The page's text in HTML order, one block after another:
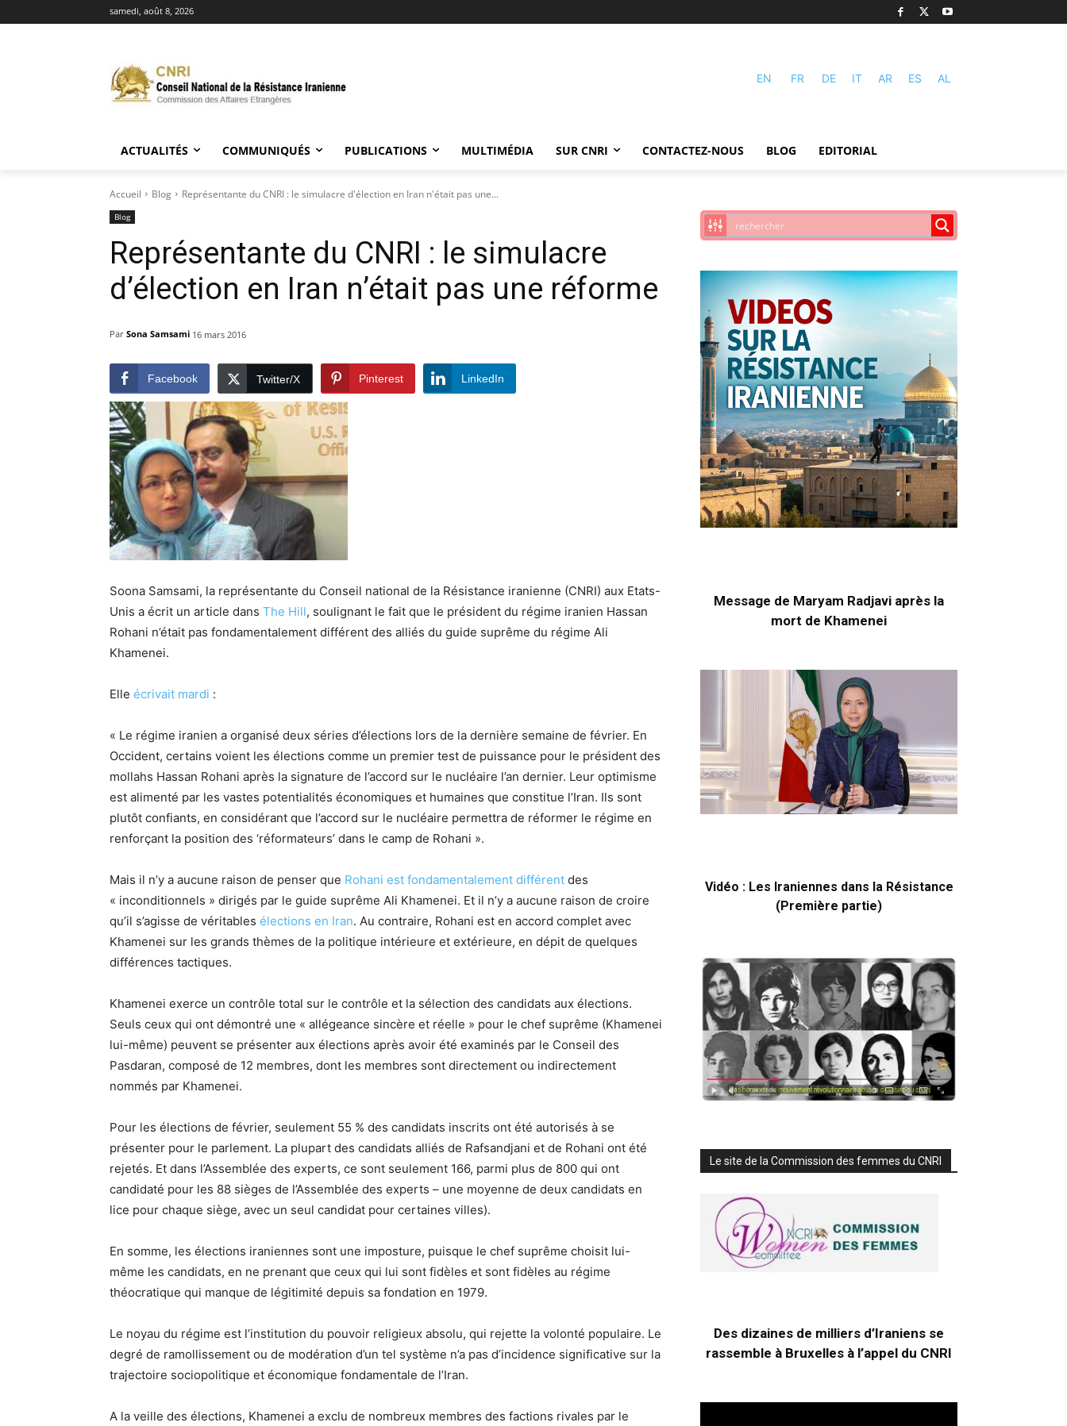
samedi, août 8, 2026
EN FR DE IT AR ES AL
ACTUALITÉS COMMUNIQUÉS PUBLICATIONS MULTIMÉDIA SUR CNRI CONTACTEZ-NOUS BLOG EDITORIAL
Accueil Blog Représentante du CNRI : le simulacre d'élection en Iran n'était pas une...
Blog
Représentante du CNRI : le simulacre
d’élection en Iran n’était pas une réforme
Par Sona Samsami 16 mars 2016
Facebook Twitter/X Pinterest LinkedIn
Soona Samsami, la représentante du Conseil national de la Résistance iranienne (CNRI) aux Etats-
Unis a écrit un article dans The Hill, soulignant le fait que le président du régime iranien Hassan
Rohani n’était pas fondamentalement différent des alliés du guide suprême du régime Ali
Khamenei.
Elle écrivait mardi :
« Le régime iranien a organisé deux séries d’élections lors de la dernière semaine de février. En
Occident, certains voient les élections comme un premier test de puissance pour le président des
mollahs Hassan Rohani après la signature de l’accord sur le nucléaire l’an dernier. Leur optimisme
est alimenté par les vastes potentialités économiques et humaines que constitue l’Iran. Ils sont
plutôt confiants, en considérant que l’accord sur le nucléaire permettra de réformer le régime en
renforçant la position des ‘réformateurs’ dans le camp de Rohani ».
Mais il n’y a aucune raison de penser que Rohani est fondamentalement différent des
« inconditionnels » dirigés par le guide suprême Ali Khamenei. Et il n’y a aucune raison de croire
qu’il s’agisse de véritables élections en Iran. Au contraire, Rohani est en accord complet avec
Khamenei sur les grands thèmes de la politique intérieure et extérieure, en dépit de quelques
différences tactiques.
Khamenei exerce un contrôle total sur le contrôle et la sélection des candidats aux élections.
Seuls ceux qui ont démontré une « allégeance sincère et réelle » pour le chef suprême (Khamenei
lui-même) peuvent se présenter aux élections après avoir été examinés par le Conseil des
Pasdaran, composé de 12 membres, dont les membres sont directement ou indirectement
nommés par Khamenei.
Pour les élections de février, seulement 55 % des candidats inscrits ont été autorisés à se
présenter pour le parlement. La plupart des candidats alliés de Rafsandjani et de Rohani ont été
rejetés. Et dans l’Assemblée des experts, ce sont seulement 166, parmi plus de 800 qui ont
candidaté pour les 88 sièges de l’Assemblée des experts – une moyenne de deux candidats en
lice pour chaque siège, avec un seul candidat pour certaines villes).
En somme, les élections iraniennes sont une imposture, puisque le chef suprême choisit lui-
même les candidats, en ne prenant que ceux qui lui sont fidèles et sont fidèles au régime
théocratique qui manque de légitimité depuis sa fondation en 1979.
Le noyau du régime est l’institution du pouvoir religieux absolu, qui rejette la volonté populaire. Le
degré de ramollissement ou de modération d’un tel système n’a pas d’incidence significative sur la
trajectoire sociopolitique et économique fondamentale de l’Iran.
A la veille des élections, Khamenei a exclu de nombreux membres des factions rivales par le
Message de Maryam Radjavi après la
mort de Khamenei
Vidéo : Les Iraniennes dans la Résistance
(Première partie)
Le site de la Commission des femmes du CNRI
Des dizaines de milliers d’Iraniens se
rassemble à Bruxelles à l’appel du CNRI